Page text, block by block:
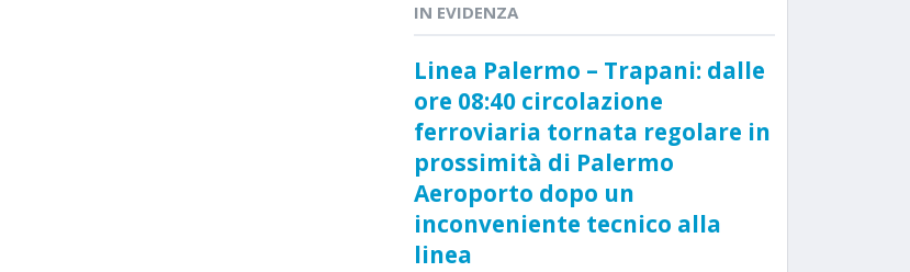
IN EVIDENZA
Linea Palermo – Trapani: dalle
ore 08:40 circolazione
ferroviaria tornata regolare in
prossimità di Palermo
Aeroporto dopo un
inconveniente tecnico alla
linea